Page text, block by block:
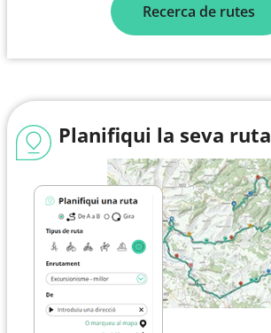
Recerca de rutes
Planifiqui la seva ruta